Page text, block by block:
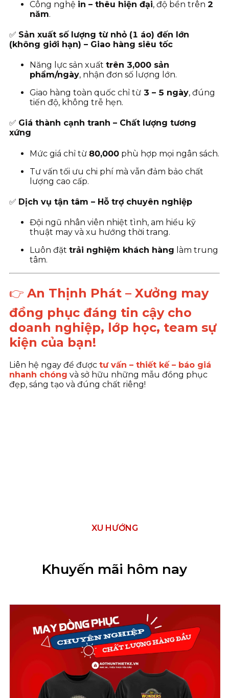
Công nghệ in – thêu hiện đại, độ bền trên 2
năm.
✅ Sản xuất số lượng từ nhỏ (1 áo) đến lớn
(không giới hạn) – Giao hàng siêu tốc
Năng lực sản xuất trên 3,000 sản
phẩm/ngày, nhận đơn số lượng lớn.
Giao hàng toàn quốc chỉ từ 3 – 5 ngày, đúng
tiến độ, không trễ hẹn.
✅ Giá thành cạnh tranh – Chất lượng tương
xứng
Mức giá chỉ từ 80,000 phù hợp mọi ngân sách.
Tư vấn tối ưu chi phí mà vẫn đảm bảo chất
lượng cao cấp.
✅ Dịch vụ tận tâm – Hỗ trợ chuyên nghiệp
Đội ngũ nhân viên nhiệt tình, am hiểu kỹ
thuật may và xu hướng thời trang.
Luôn đặt trải nghiệm khách hàng làm trung
tâm.
👉 An Thịnh Phát – Xưởng may
đồng phục đáng tin cậy cho
doanh nghiệp, lớp học, team sự
kiện của bạn!
Liên hệ ngay để được tư vấn – thiết kế – báo giá
nhanh chóng và sở hữu những mẫu đồng phục
đẹp, sáng tạo và đúng chất riêng!
XU HƯỚNG
Khuyến mãi hôm nay